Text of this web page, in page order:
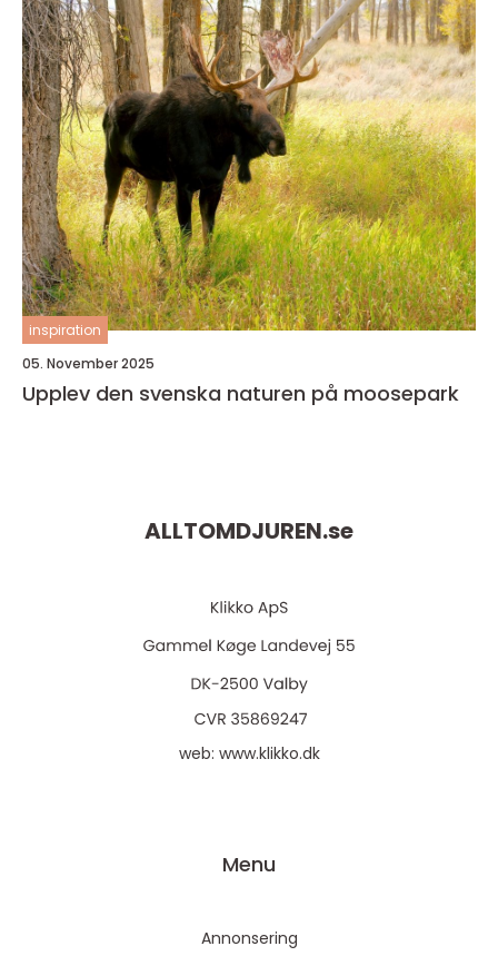
inspiration
05. November 2025
Upplev den svenska naturen på moosepark
ALLTOMDJUREN.se
web: www.klikko.dk
Menu
Annonsering